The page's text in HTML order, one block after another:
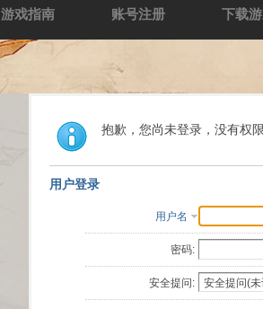
游戏指南 账号注册 下载
抱歉，您尚未登录，没有权
用户登录
用户名
密码:
安全提问: